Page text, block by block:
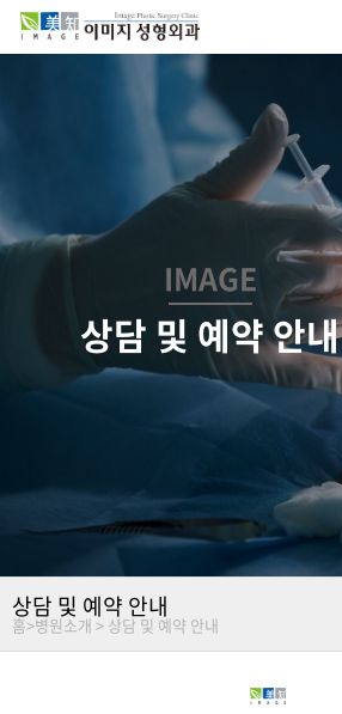
IMAGE
상담 및 예약 안내
상담 및 예약 안내
홈>병원소개 > 상담 및 예약 안내